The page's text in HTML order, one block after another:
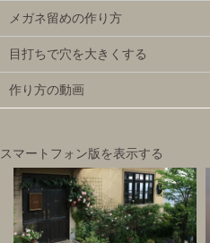
メガネ留めの作り方
目打ちで穴を大きくする
作り方の動画
スマートフォン版を表示する